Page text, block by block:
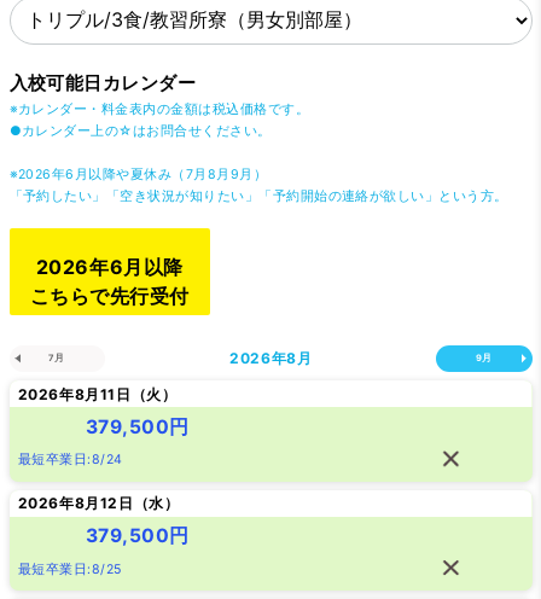
入校可能日カレンダー
※カレンダー・料金表内の金額は税込価格です。
●カレンダー上の☆はお問合せください。
※2026年6月以降や夏休み（7月8月9月）
「予約したい」「空き状況が知りたい」「予約開始の連絡が欲しい」という方。
2026年6月以降
こちらで先行受付
7月 2026年8月 9月
2026年8月11日（火 ）
379,500円
最短卒業日:8/24
2026年8月12日（水 ）
379,500円
最短卒業日:8/25